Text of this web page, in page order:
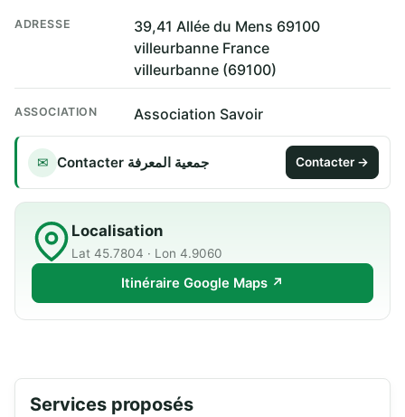
ADRESSE
39,41 Allée du Mens 69100
villeurbanne France
villeurbanne (69100)
ASSOCIATION Association Savoir
✉ Contacter جمعية المعرفة Contacter →
Localisation
Lat 45.7804 · Lon 4.9060
Itinéraire Google Maps ↗
Services proposés